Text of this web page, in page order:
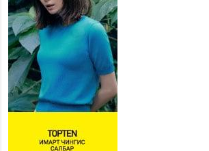
байгаа тул аюулгүй байдлаа
хангаж, үер усны аюулаас
сэрэмжлэхийг нийслэлийн
Онцгой байдлын газраас анхааруулж байна
2026 оны 7 сар 20 / 9 цаг 09 минут
311 алба хаагч, 119 техник хэрэгсэлтэй ажиллаж
үер усны аюул, болзошгүй эрсдэлээс сэргийлж
байна
Аяллаа зөв төлөвлөхийг иргэдэд зөвлөж байна